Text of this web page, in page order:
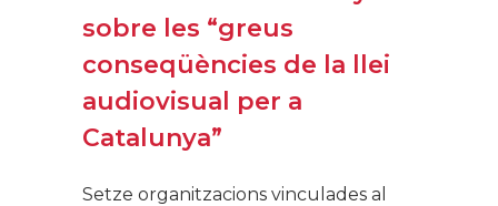
sobre les “greus
conseqüències de la llei
audiovisual per a
Catalunya”
Setze organitzacions vinculades al